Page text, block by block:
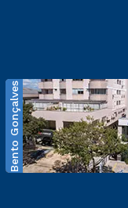
Bento Gonçalves